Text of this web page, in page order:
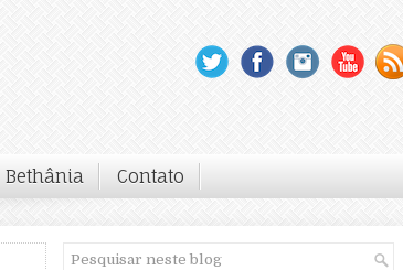
Bethânia Contato